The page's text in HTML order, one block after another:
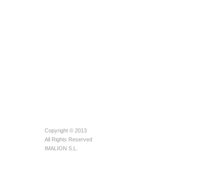
Copyright © 2013
All Rights Reserved
IMALION S.L.